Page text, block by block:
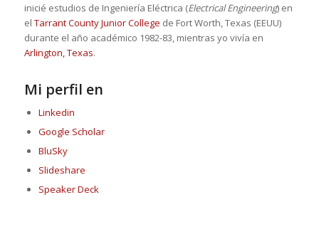
inicié estudios de Ingeniería Eléctrica (Electrical Engineering) en
el Tarrant County Junior College de Fort Worth, Texas (EEUU)
durante el año académico 1982-83, mientras yo vivía en
Arlington, Texas.
Mi perfil en
Linkedin
Google Scholar
BluSky
Slideshare
Speaker Deck